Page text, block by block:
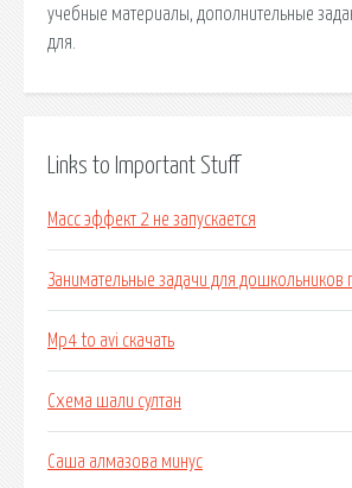
учебные материалы, дополнительные
для.
Links to Important Stuff
Масс эффект 2 не запускается
Занимательные задачи для дошкольников
Mp4 to avi скачать
Схема шали султан
Саша алмазова минус